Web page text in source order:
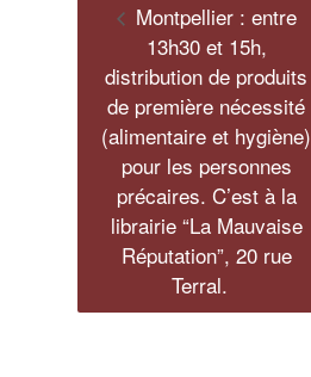
Montpellier : entre
13h30 et 15h,
distribution de produits
de première nécessité
(alimentaire et hygiène)
pour les personnes
précaires. C’est à la
librairie “La Mauvaise
Réputation”, 20 rue
Terral.